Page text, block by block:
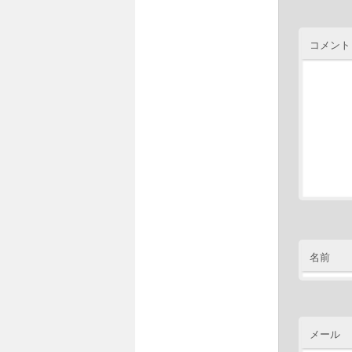
コメント
名前
メール